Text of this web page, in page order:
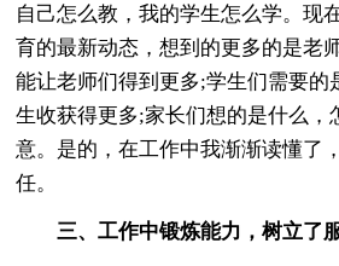
自己怎么教，我的学生怎么学。现
育的最新动态，想到的更多的是老
能让老师们得到更多;学生们需要的
生收获得更多;家长们想的是什么，
意。是的，在工作中我渐渐读懂了
任。
三、工作中锻炼能力，树立了服